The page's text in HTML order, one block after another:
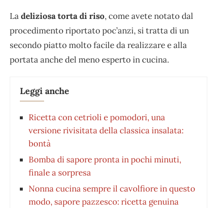
Ladeliziosa torta di riso, come avete notato dal
procedimento riportato poc’anzi, si tratta di un
secondo piatto molto facile da realizzare e alla
portata anche del meno esperto in cucina.
Leggi anche
Ricetta con cetrioli e pomodori, una
versione rivisitata della classica insalata:
bontà
Bomba di sapore pronta in pochi minuti,
finale a sorpresa
Nonna cucina sempre il cavolfiore in questo
modo, sapore pazzesco: ricetta genuina